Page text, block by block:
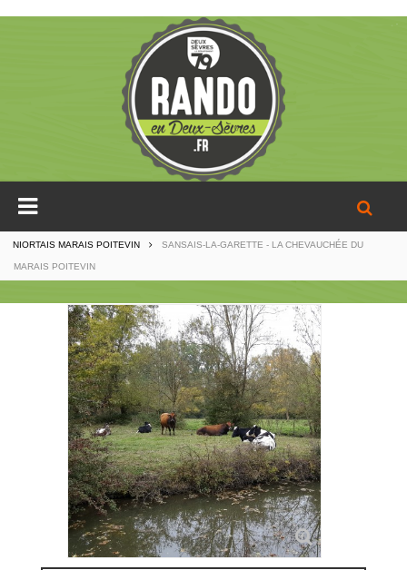
NIORTAIS MARAIS POITEVIN SANSAIS-LA-GARETTE - LA CHEVAUCHÉE DU
MARAIS POITEVIN